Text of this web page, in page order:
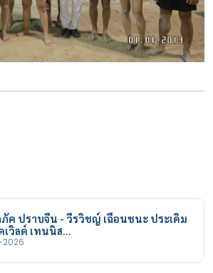
ค ปราบจีน - วีรวิชญ์ เฉือนชนะ ประเดิม
วิลด์ เทนนิส…